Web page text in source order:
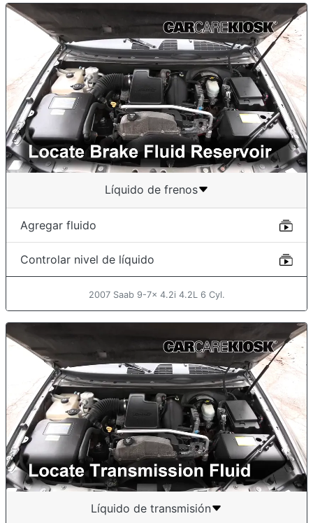
Líquido de frenos
Agregar fluido
Controlar nivel de líquido
2007 Saab 9-7x 4.2i 4.2L 6 Cyl.
Líquido de transmisión